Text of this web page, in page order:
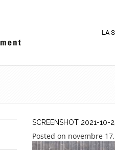
LA
SCREENSHOT 2021-10-
Posted on novembre